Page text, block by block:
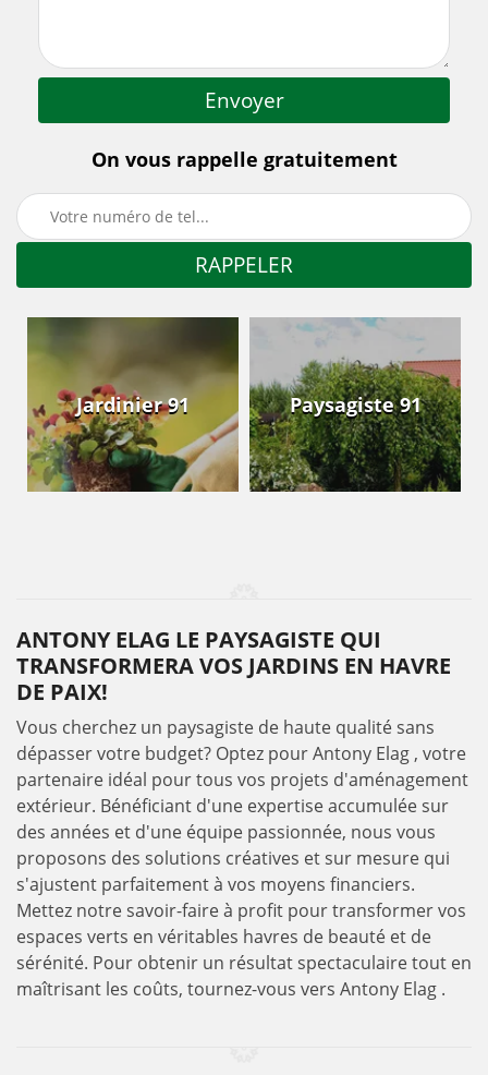
On vous rappelle gratuitement
Jardinier 91 Paysagiste 91
ANTONY ELAG LE PAYSAGISTE QUI
TRANSFORMERA VOS JARDINS EN HAVRE
DE PAIX!
Vous cherchez un paysagiste de haute qualité sans
dépasser votre budget? Optez pour Antony Elag , votre
partenaire idéal pour tous vos projets d'aménagement
extérieur. Bénéficiant d'une expertise accumulée sur
des années et d'une équipe passionnée, nous vous
proposons des solutions créatives et sur mesure qui
s'ajustent parfaitement à vos moyens financiers.
Mettez notre savoir-faire à profit pour transformer vos
espaces verts en véritables havres de beauté et de
sérénité. Pour obtenir un résultat spectaculaire tout en
maîtrisant les coûts, tournez-vous vers Antony Elag .